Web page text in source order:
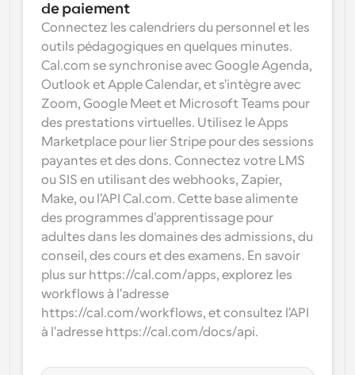
de paiement
Connectez les calendriers du personnel et les
outils pédagogiques en quelques minutes.
Cal.com se synchronise avec Google Agenda,
Outlook et Apple Calendar, et s'intègre avec
Zoom, Google Meet et Microsoft Teams pour
des prestations virtuelles. Utilisez le Apps
Marketplace pour lier Stripe pour des sessions
payantes et des dons. Connectez votre LMS
ou SIS en utilisant des webhooks, Zapier,
Make, ou l'API Cal.com. Cette base alimente
des programmes d'apprentissage pour
adultes dans les domaines des admissions, du
conseil, des cours et des examens. En savoir
plus sur https://cal.com/apps, explorez les
workflows à l'adresse
https://cal.com/workflows, et consultez l'API
à l'adresse https://cal.com/docs/api.